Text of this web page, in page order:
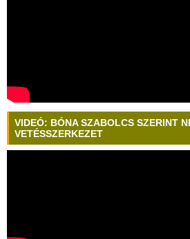
VIDEÓ: BÓNA SZABOLCS SZERINT
VETÉSSZERKEZET